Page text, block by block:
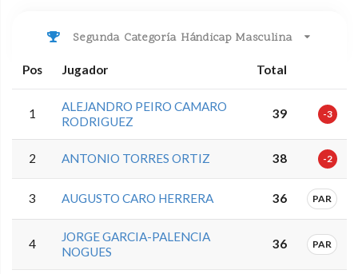
Segunda Categoría Hándicap Masculina
Pos Jugador Total
1
ALEJANDRO PEIRO CAMARO
RODRIGUEZ
39 -3
2 ANTONIO TORRES ORTIZ 38 -2
3 AUGUSTO CARO HERRERA 36 PAR
4
JORGE GARCIA-PALENCIA
NOGUES
36 PAR